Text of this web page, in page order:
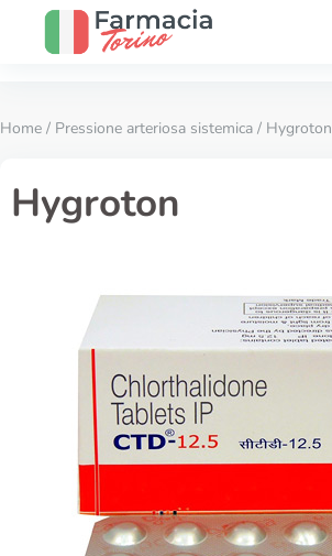
Home / Pressione arteriosa sistemica / Hygroton
Hygroton